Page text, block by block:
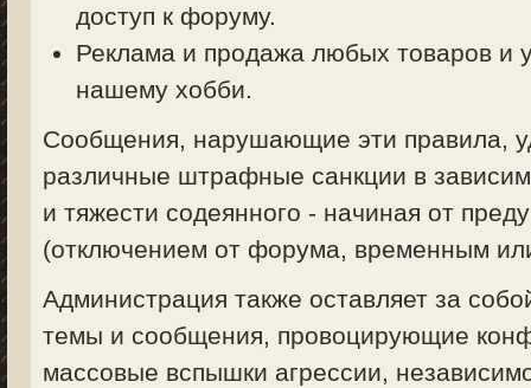
доступ к форуму.
Реклама и продажа любых товаров и
нашему хобби.
Сообщения, нарушающие эти правила,
различные штрафные санкции в
и тяжести содеянного - начиная от
(отключением от форума, временным
Администрация также оставляет за
темы и сообщения, провоцирующие
массовые вспышки агрессии,